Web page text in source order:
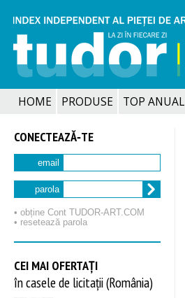
HOME PRODUSE TOP ANUAL
CONECTEAZĂ‑TE
email
parola
• obține Cont TUDOR‑ART.COM
• resetează parola
CEI MAI OFERTAȚI
în casele de licitații (România)